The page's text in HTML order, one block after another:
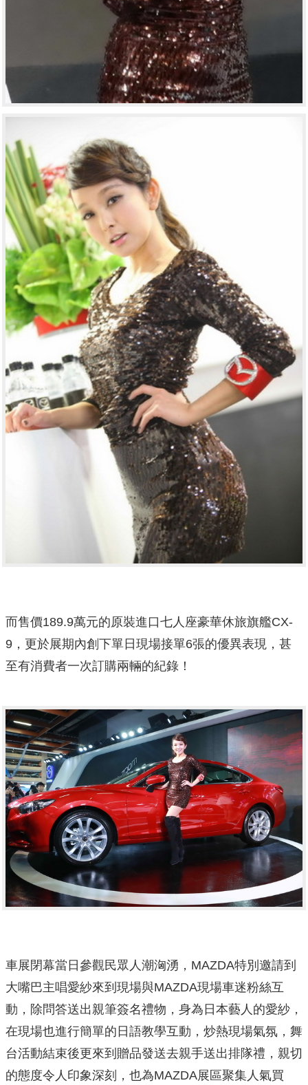
而售價189.9萬元的原裝進口七人座豪華休旅旗艦CX-
9，更於展期內創下單日現場接單6張的優異表現，甚
至有消費者一次訂購兩輛的紀錄！
車展閉幕當日參觀民眾人潮洶湧，MAZDA特別邀請到
大嘴巴主唱愛紗來到現場與MAZDA現場車迷粉絲互
動，除問答送出親筆簽名禮物，身為日本藝人的愛紗，
在現場也進行簡單的日語教學互動，炒熱現場氣氛，舞
台活動結束後更來到贈品發送去親手送出排隊禮，親切
的態度令人印象深刻，也為MAZDA展區聚集人氣買